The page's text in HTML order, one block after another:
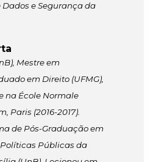
e Segurança da
Mestre em
em Direito (UFMG),
na École Normale
Paris (2016-2017).
de Pós-Graduação em
Públicas da